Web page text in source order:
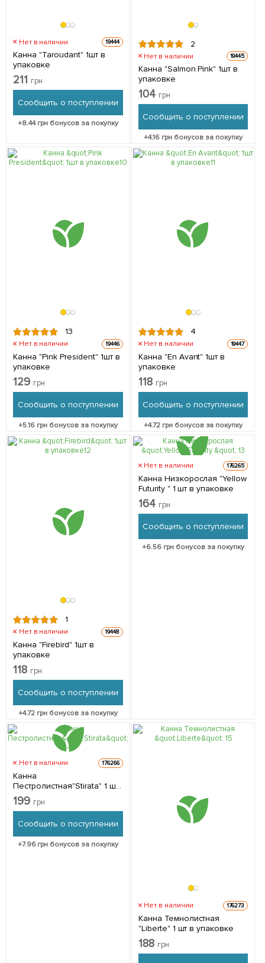
Нет в наличии 19444
Канна "Taroudant" 1шт в
упаковке
211 грн
Сообщить о поступлении
+8.44грн бонусов за покупку
2
Нет в наличии 19445
Канна "Salmon Pink" 1шт в
упаковке
104 грн
Сообщить о поступлении
+4.16 грн бонусов за покупку
13
Нет в наличии 19446
Канна "Pink President" 1шт в
упаковке
129 грн
Сообщить о поступлении
+5.16 грн бонусов за покупку
4
Нет в наличии 19447
Канна "En Avant" 1шт в
упаковке
118 грн
Сообщить о поступлении
+4.72грн бонусов за покупку
1
Нет в наличии 19448
Канна "Firebird" 1шт в
упаковке
118 грн
Сообщить о поступлении
+4.72 грн бонусов за покупку
Нет в наличии 176265
Канна Низкорослая "Yellow
Futurity " 1 шт в упаковке
164 грн
Сообщить о поступлении
+6.56 грн бонусов за покупку
Нет в наличии 176266
Канна
Пестролистная"Stirata" 1 шт
в упаковке
199 грн
Сообщить о поступлении
+7.96грн бонусов за покупку
Нет в наличии 176273
Канна Темнолистная
"Liberte" 1 шт в упаковке
188 грн